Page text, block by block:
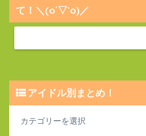
て！＼(o´▽`o)／
アイドル別まとめ！